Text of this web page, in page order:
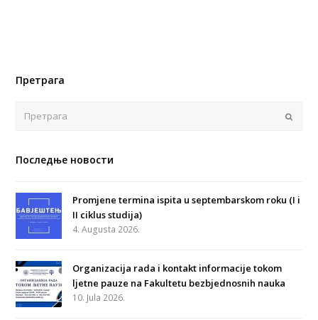
Претрага
Последње новости
Promjene termina ispita u septembarskom roku (I i
II ciklus studija)
4. Augusta 2026.
Organizacija rada i kontakt informacije tokom
ljetne pauze na Fakultetu bezbjednosnih nauka
10. Jula 2026.